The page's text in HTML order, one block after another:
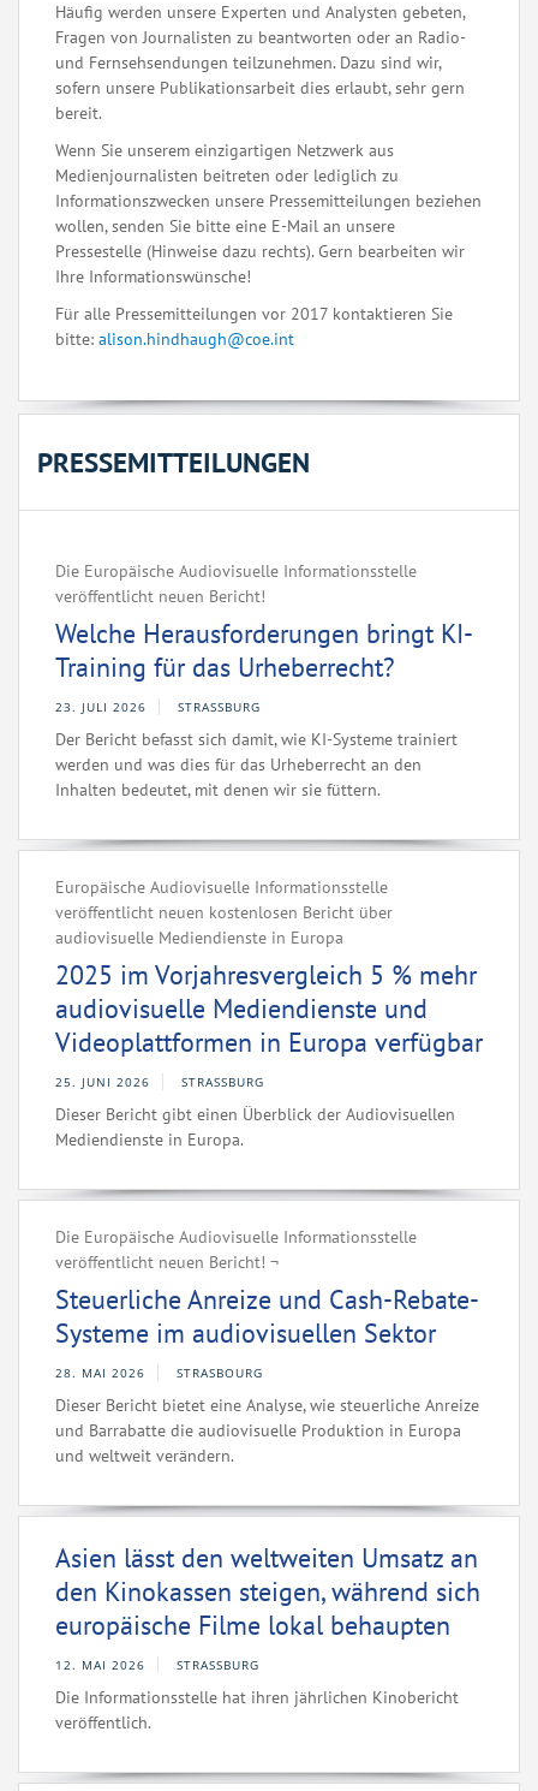
Häufig werden unsere Experten und Analysten gebeten,
Fragen von Journalisten zu beantworten oder an Radio-
und Fernsehsendungen teilzunehmen. Dazu sind wir,
sofern unsere Publikationsarbeit dies erlaubt, sehr gern
bereit.
Wenn Sie unserem einzigartigen Netzwerk aus
Medienjournalisten beitreten oder lediglich zu
Informationszwecken unsere Pressemitteilungen beziehen
wollen, senden Sie bitte eine E-Mail an unsere
Pressestelle (Hinweise dazu rechts). Gern bearbeiten wir
Ihre Informationswünsche!
Für alle Pressemitteilungen vor 2017 kontaktieren Sie
bitte: alison.hindhaugh@coe.int
PRESSEMITTEILUNGEN
Die Europäische Audiovisuelle Informationsstelle
veröffentlicht neuen Bericht!
Welche Herausforderungen bringt KI-
Training für das Urheberrecht?
23. JULI 2026 STRASSBURG
Der Bericht befasst sich damit, wie KI-Systeme trainiert
werden und was dies für das Urheberrecht an den
Inhalten bedeutet, mit denen wir sie füttern.
Europäische Audiovisuelle Informationsstelle
veröffentlicht neuen kostenlosen Bericht über
audiovisuelle Mediendienste in Europa
2025 im Vorjahresvergleich 5 % mehr
audiovisuelle Mediendienste und
Videoplattformen in Europa verfügbar
25. JUNI 2026 STRASSBURG
Dieser Bericht gibt einen Überblick der Audiovisuellen
Mediendienste in Europa.
Die Europäische Audiovisuelle Informationsstelle
veröffentlicht neuen Bericht! ¬
Steuerliche Anreize und Cash-Rebate-
Systeme im audiovisuellen Sektor
28. MAI 2026 STRASBOURG
Dieser Bericht bietet eine Analyse, wie steuerliche Anreize
und Barrabatte die audiovisuelle Produktion in Europa
und weltweit verändern.
Asien lässt den weltweiten Umsatz an
den Kinokassen steigen, während sich
europäische Filme lokal behaupten
12. MAI 2026 STRASSBURG
Die Informationsstelle hat ihren jährlichen Kinobericht
veröffentlich.